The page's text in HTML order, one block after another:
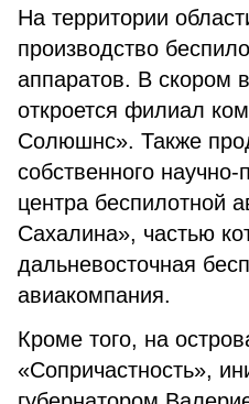
На территории
производство
аппаратов. В скором
откроется филиал
Солюшнс». Также
собственного научно-
центра беспилотной
Сахалина», частью
дальневосточная
авиакомпания.
Кроме того, на
«Сопричастность»,